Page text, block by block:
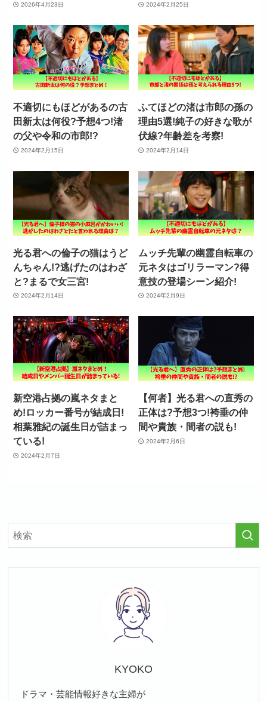
2026年4月23日 2024年2月25日
不適切にもほどがあるの古
田新太は何役?予想4つ!渚
の父や令和の市郎!?
2024年2月15日
ふてほどの渚は市郎の孫の
理由5選!純子の好きな歌が
伏線?年齢差を考察!
2024年2月14日
光る君への倫子の猫はうど
んちゃん!?逃げたのはわざ
と?まるで女三宮!
2024年2月14日
ムッチ先輩の幽霊自転車の
元ネタはゴリラーマン?得
意技の登場シーン紹介!
2024年2月9日
新空港占拠の嵐ネタまと
め!ロッカー番号が結成日!
相葉雅紀の誕生日が詰まっ
ている!
2024年2月7日
【何者】光る君への直秀の
正体は?予想3つ!袴垂の仲
間や貴族・間者の説も!
2024年2月6日
KYOKO
ドラマ・芸能情報好きな主婦が